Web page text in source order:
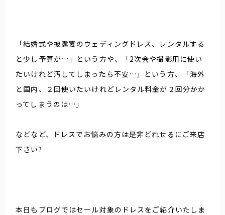
「結婚式や披露宴のウェディングドレス、レンタルする
と少し予算が…」という方や、「2次会や撮影用に使い
たいけれど汚してしまったら不安…」という方、「海外
と国内、２回使いたいけれどレンタル料金が２回分かか
ってしまうのは…」
などなど、ドレスでお悩みの方は是非どれせるにご来店
下さい?
本日もブログではセール対象のドレスをご紹介いたしま